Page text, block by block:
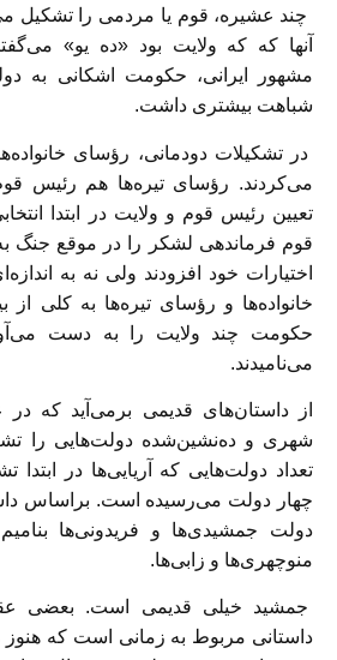
چند عشیره، قوم یا مردمی را تشکیل
آنها که که ولایت بود «ده یو»
مشهور ایرانی، حکومت اشکانی به
شباهت بیشتری داشت.
در تشکیلات دودمانی، رؤسای
می‌کردند. رؤسای تیره‌ها هم رئیس
تعیین رئیس قوم و ولایت در ابتدا
قوم فرماندهی لشکر را در موقع جنگ به
اختیارات خود افزودند ولی نه به
خانواده‌ها و رؤسای تیره‌ها به کلی از
حکومت چند ولایت را به دست
می‌نامیدند.
از داستان‌های قدیمی برمی‌آید که در
شهری و ده‌نشین‌شده دولت‌هایی را
تعداد دولت‌هایی که آریایی‌ها در
چهار دولت می‌رسیده است. براساس
دولت جمشیدی‌ها و فریدونی‌ها
منوچهری‌ها و زابی‌ها.
جمشید خیلی قدیمی است. بعضی
داستانی مربوط به زمانی است که هنوز